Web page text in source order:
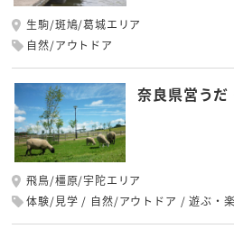
生駒/斑鳩/葛城エリア
自然/アウトドア
奈良県営うだ
飛鳥/橿原/宇陀エリア
体験/見学
自然/アウトドア 遊ぶ・